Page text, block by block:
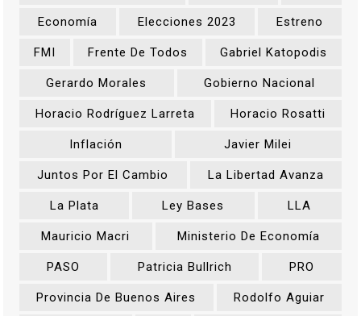
Economía Elecciones 2023 Estreno
FMI Frente De Todos Gabriel Katopodis
Gerardo Morales Gobierno Nacional
Horacio Rodríguez Larreta Horacio Rosatti
Inflación Javier Milei
Juntos Por El Cambio La Libertad Avanza
La Plata Ley Bases LLA
Mauricio Macri Ministerio De Economía
PASO Patricia Bullrich PRO
Provincia De Buenos Aires Rodolfo Aguiar